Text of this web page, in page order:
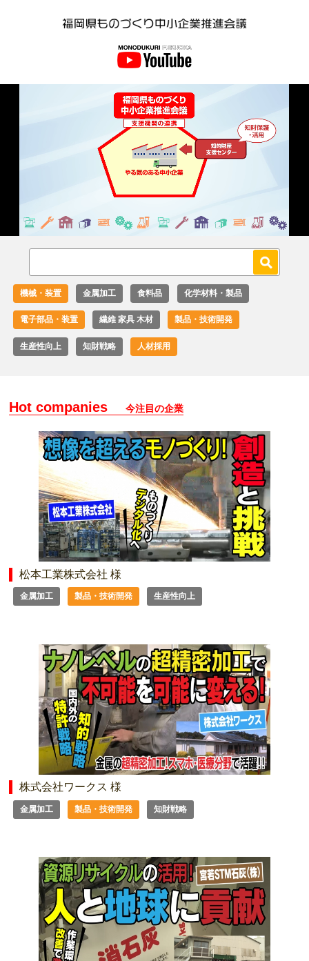
Unmute Loaded:
機械・装置 金属加工 食料品 化学材料・製品
電子部品・装置 繊維 家具 木材 製品・技術開発
生産性向上 知財戦略 人材採用
Hot companies 今注目の企業
松本工業株式会社 様
金属加工 製品・技術開発 生産性向上
株式会社ワークス 様
金属加工 製品・技術開発 知財戦略